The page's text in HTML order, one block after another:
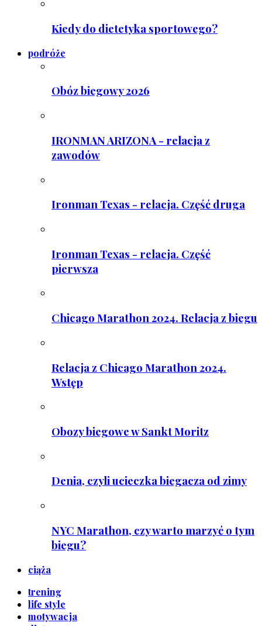
Kiedy do dietetyka sportowego?
podróże
Obóz biegowy 2026
IRONMAN ARIZONA - relacja z
zawodów
Ironman Texas - relacja. Część druga
Ironman Texas - relacja. Część
pierwsza
Chicago Marathon 2024. Relacja z biegu
Relacja z Chicago Marathon 2024.
Wstęp
Obozy biegowe w Sankt Moritz
Denia, czyli ucieczka biegacza od zimy
NYC Marathon, czy warto marzyć o tym
biegu?
ciąża
trening
life style
motywacja